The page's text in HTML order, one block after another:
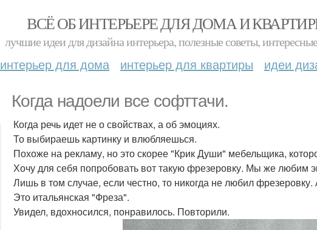
ВСЁ ОБ ИНТЕРЬЕРЕ ДЛЯ ДОМА И
лучшие идеи для дизайна интерьера, полезные советы,
интерьер для дома интерьер для квартиры идеи
Когда надоели все софттачи.
Когда речь идет не о свойствах, а об эмоциях.
То выбираешь картинку и влюбляешься.
Похоже на рекламу, но это скорее "Крик Души" мебельщика,
Хочу для себя попробовать вот такую фрезеровку. Мы же любим
Лишь в том случае, если честно, то никогда не любил фрезеровку.
Это итальянская "Фреза".
Увидел, вдохносился, понравилось. Повторили.